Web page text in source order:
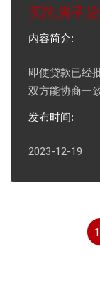
买的房子
内容简介:
即使贷款已经
双方能协商一
发布时间:
2023-12-19
1